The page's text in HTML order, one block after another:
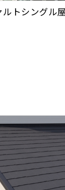
トシングル